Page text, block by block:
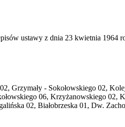
ustawy z dnia 23 kwietnia
- Sokołowskiego 02,
06, Krzyżanowskiego 02,
02, Białobrzeska 01, Dw.